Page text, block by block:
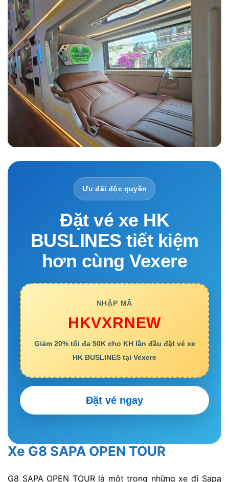
Ưu đãi độc quyền
Đặt vé xe HK
BUSLINES tiết kiệm
hơn cùng Vexere
NHẬP MÃ
HKVXRNEW
Giảm 20% tối đa 50K cho KH lần đầu đặt vé xe
HK BUSLINES tại Vexere
Đặt vé ngay
Xe G8 SAPA OPEN TOUR
G8 SAPA OPEN TOURlà một trong những xe đi Sapa